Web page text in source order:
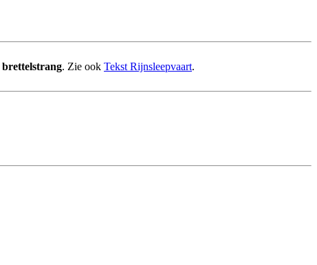
brettelstrang. Zie ook Tekst Rijnsleepvaart.